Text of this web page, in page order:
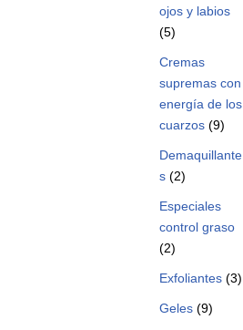
ojos y labios
(5)
Cremas
supremas con
energía de los
cuarzos (9)
Demaquillante
s (2)
Especiales
control graso
(2)
Exfoliantes (3)
Geles (9)